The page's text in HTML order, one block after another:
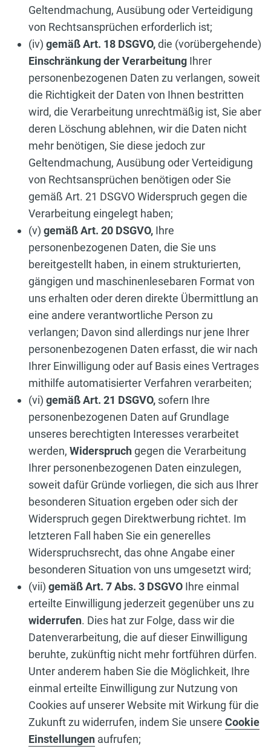
Geltendmachung, Ausübung oder Verteidigung
von Rechtsansprüchen erforderlich ist;
(iv) gemäß Art. 18 DSGVO,die (vorübergehende)
Einschränkung der Verarbeitung Ihrer
personenbezogenen Daten zu verlangen, soweit
die Richtigkeit der Daten von Ihnen bestritten
wird, die Verarbeitung unrechtmäßig ist, Sie aber
deren Löschung ablehnen, wir die Daten nicht
mehr benötigen, Sie diese jedoch zur
Geltendmachung, Ausübung oder Verteidigung
von Rechtsansprüchen benötigen oder Sie
gemäß Art. 21 DSGVO Widerspruch gegen die
Verarbeitung eingelegt haben;
(v) gemäß Art. 20 DSGVO, Ihre
personenbezogenen Daten, die Sie uns
bereitgestellt haben, in einem strukturierten,
gängigen und maschinenlesebaren Format von
uns erhalten oder deren direkte Übermittlung an
eine andere verantwortliche Person zu
verlangen; Davon sind allerdings nur jene Ihrer
personenbezogenen Daten erfasst, die wir nach
Ihrer Einwilligung oder auf Basis eines Vertrages
mithilfe automatisierter Verfahren verarbeiten;
(vi) gemäß Art. 21 DSGVO, sofern Ihre
personenbezogenen Daten auf Grundlage
unseres berechtigten Interesses verarbeitet
werden, Widerspruchgegen die Verarbeitung
Ihrer personenbezogenen Daten einzulegen,
soweit dafür Gründe vorliegen, die sich aus Ihrer
besonderen Situation ergeben oder sich der
Widerspruch gegen Direktwerbung richtet. Im
letzteren Fall haben Sie ein generelles
Widerspruchsrecht, das ohne Angabe einer
besonderen Situation von uns umgesetzt wird;
(vii) gemäß Art. 7 Abs. 3 DSGVO Ihre einmal
erteilte Einwilligung jederzeit gegenüber uns zu
widerrufen. Dies hat zur Folge, dass wir die
Datenverarbeitung, die auf dieser Einwilligung
beruhte, zukünftig nicht mehr fortführen dürfen.
Unter anderem haben Sie die Möglichkeit, Ihre
einmal erteilte Einwilligung zur Nutzung von
Cookies auf unserer Website mit Wirkung für die
Zukunft zu widerrufen, indem Sie unsere Cookie
Einstellungen aufrufen;